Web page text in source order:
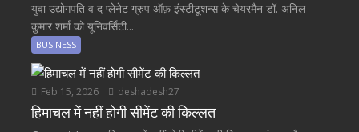
युवा उद्योगपति व द प्लेनेट ग्रुप ऑफ़ इंस्टीटूशन्स के चेयरमैन डॉ. अनिल
कुमार शर्मा को यूनिवर्सिटी...
BUSINESS
Feb 15, 2026 deshadesh27
हिमाचल में नहीं होगी सीमेंट की किल्लत